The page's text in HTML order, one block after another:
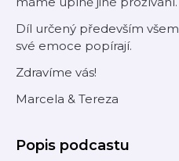
Díl určený především
své emoce popírají.
Zdravíme vás!
Marcela & Tereza
Popis podcastu